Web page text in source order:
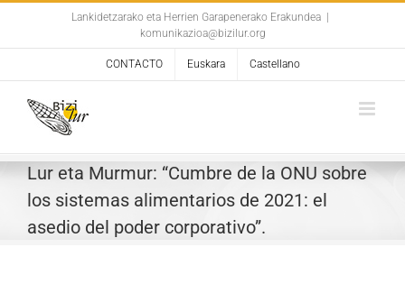
Lankidetzarako eta Herrien Garapenerako Erakundea
komunikazioa@bizilur.org
CONTACTO Euskara Castellano
Lur eta Murmur: “Cumbre de la ONU sobre
los sistemas alimentarios de 2021: el
asedio del poder corporativo”.